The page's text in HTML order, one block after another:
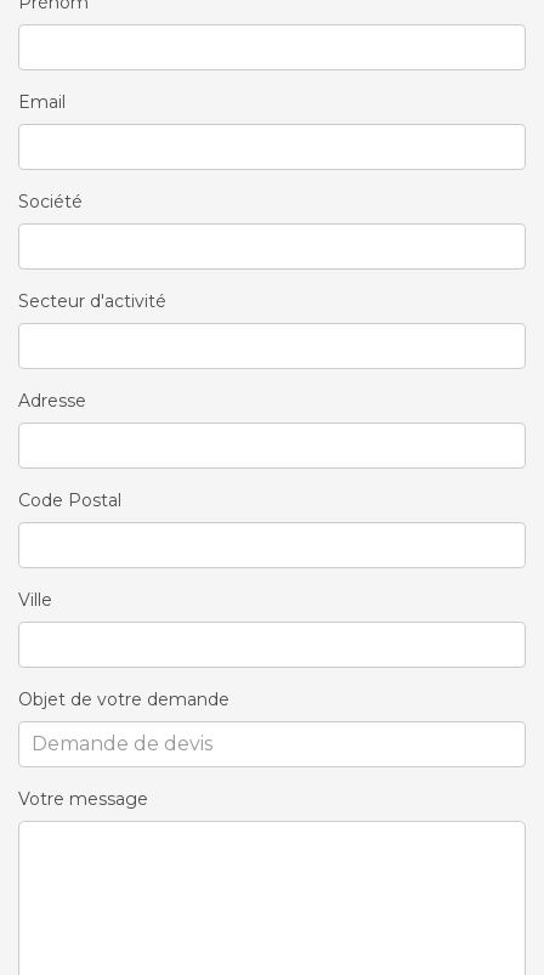
Email
Société
Secteur d'activité
Adresse
Code Postal
Ville
Objet de votre demande
Votre message